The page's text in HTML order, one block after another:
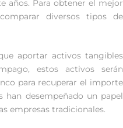
años. Para obtener el mejor
diversos tipos de
aportar activos tangibles
estos activos serán
para recuperar el importe
han desempeñado un papel
empresas tradicionales.